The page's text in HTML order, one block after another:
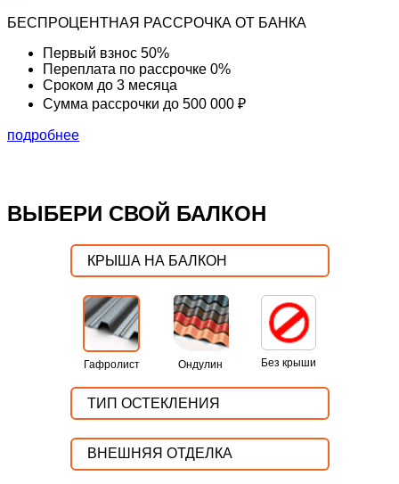
БЕСПРОЦЕНТНАЯ РАССРОЧКА ОТ БАНКА
Первый взнос 50%
Переплата по рассрочке 0%
Сроком до 3 месяца
Сумма рассрочки до 500 000 ₽
подробнее
ВЫБЕРИ СВОЙ БАЛКОН
КРЫША НА БАЛКОН
Гафролист Ондулин Без крыши
ТИП ОСТЕКЛЕНИЯ
ВНЕШНЯЯ ОТДЕЛКА